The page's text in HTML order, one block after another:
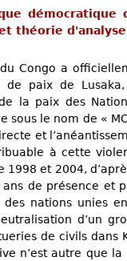
démocratique
théorie
Congo a
de paix de
la paix des
sous le nom de «
et
à cette
et 2004,
ans de présence et
nations unies
d’un
de civils dans
n’est autre que